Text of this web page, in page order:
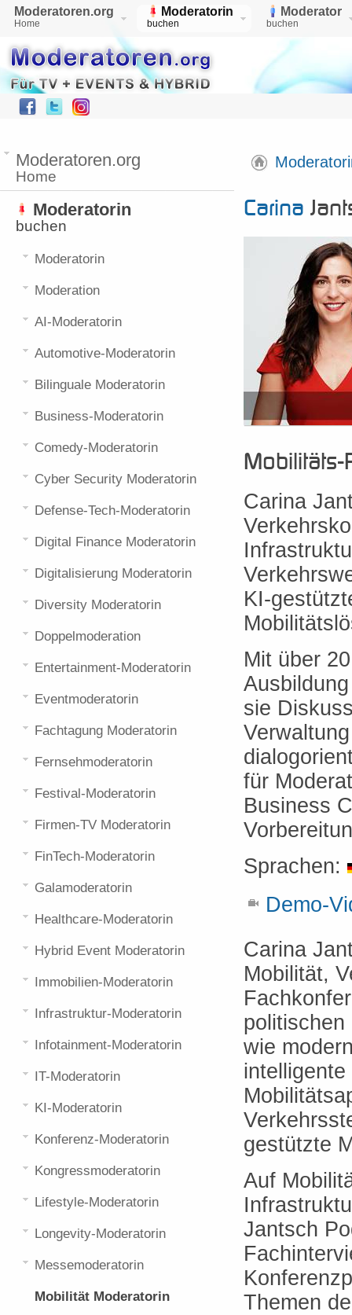
Moderatoren.org
Home
Moderatorin
buchen
Moderator
buchen
Carina
Carina
KI-
Mit über
sie
für
Business
Sprachen:
Demo-
Carina
Mobilität,
politischen
wie
gestützte
Auf
Jantsch
Themen
Moderatoren.org
Home
Moderatorin
buchen
Moderatorin
Moderation
AI-Moderatorin
Automotive-Moderatorin
Bilinguale Moderatorin
Business-Moderatorin
Comedy-Moderatorin
Cyber Security Moderatorin
Defense-Tech-Moderatorin
Digital Finance Moderatorin
Digitalisierung Moderatorin
Diversity Moderatorin
Doppelmoderation
Entertainment-Moderatorin
Eventmoderatorin
Fachtagung Moderatorin
Fernsehmoderatorin
Festival-Moderatorin
Firmen-TV Moderatorin
FinTech-Moderatorin
Galamoderatorin
Healthcare-Moderatorin
Hybrid Event Moderatorin
Immobilien-Moderatorin
Infrastruktur-Moderatorin
Infotainment-Moderatorin
IT-Moderatorin
KI-Moderatorin
Konferenz-Moderatorin
Kongressmoderatorin
Lifestyle-Moderatorin
Longevity-Moderatorin
Messemoderatorin
Mobilität Moderatorin